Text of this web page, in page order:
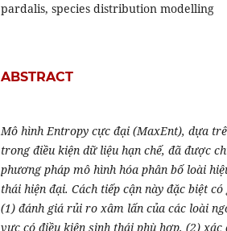
pardalis, species distribution modelling
ABSTRACT
Mô hình Entropy cực đại (MaxEnt), dựa
trong điều kiện dữ liệu hạn chế, đã được
phương pháp mô hình hóa phân bố loài
thái hiện đại. Cách tiếp cận này đặc biệt
(1) đánh giá rủi ro xâm lấn của các loài
vực có điều kiện sinh thái phù hợp, (2)